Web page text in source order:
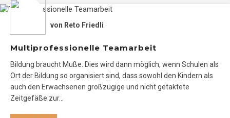
von Reto Friedli
Multiprofessionelle Teamarbeit
Bildung braucht Muße. Dies wird dann möglich, wenn Schulen als
Ort der Bildung so organisiert sind, dass sowohl den Kindern als
auch den Erwachsenen großzügige und nicht getaktete
Zeitgefäße zur…